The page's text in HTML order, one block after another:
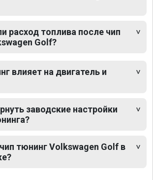
расход топлива после чип
Golf?
влияет на двигатель и
заводские настройки
тюнинг Volkswagen Golf в